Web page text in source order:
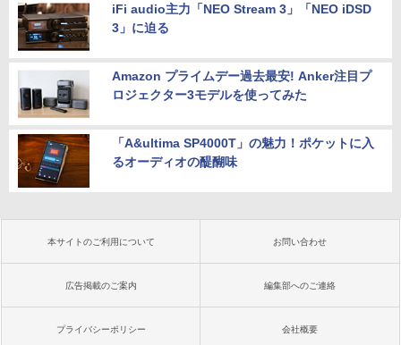
iFi audio主力「NEO Stream 3」「NEO iDSD
3」に迫る
Amazon プライムデー過去最安! Anker注目プ
ロジェクター3モデルを使ってみた
「A&ultima SP4000T」の魅力！ポケットに入
るオーディオの醍醐味
本サイトのご利用について お問い合わせ
広告掲載のご案内 編集部へのご連絡
プライバシーポリシー 会社概要